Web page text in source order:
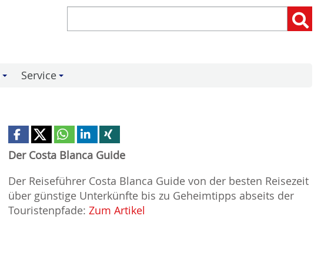
Suchen:
Service
Der Costa Blanca Guide
Der Reiseführer Costa Blanca Guide von der besten Reisezeit
über günstige Unterkünfte bis zu Geheimtipps abseits der
Touristenpfade: Zum Artikel